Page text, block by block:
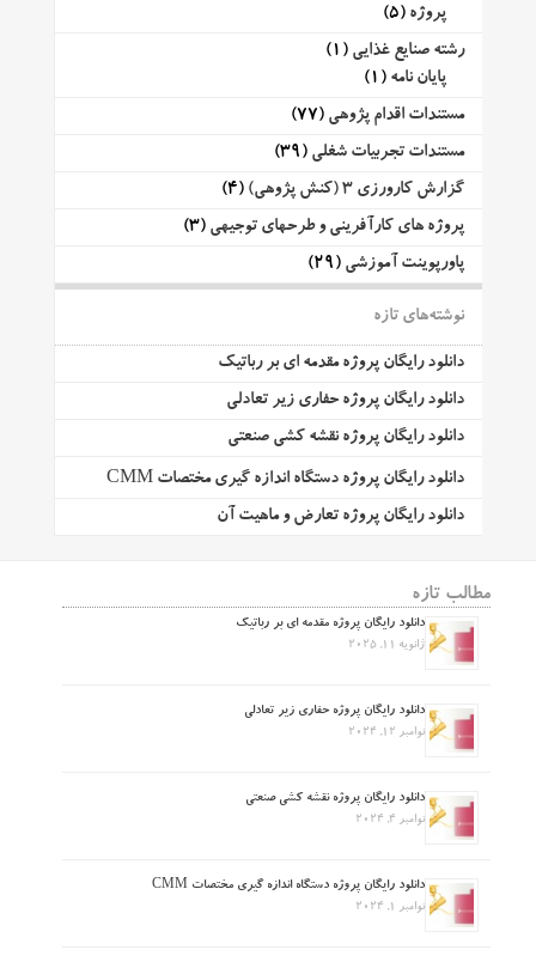
پروژه (5)
رشته صنایع غذایی (1)
پایان نامه (1)
مستندات اقدام پژوهی (77)
مستندات تجربیات شغلی (39)
گزارش کارورزی 3 (کنش پژوهی)
(4)
پروژه های کارآفرینی و طرحهای توجیهی (3)
پاورپوینت آموزشی (29)
نوشته‌های تازه
دانلود رایگان پروژه مقدمه ای بر رباتیک
دانلود رایگان پروژه حفاری زیر تعادلی
دانلود رایگان پروژه نقشه کشی صنعتی
دانلود رایگان پروژه دستگاه اندازه گیری مختصات CMM
دانلود رایگان پروژه تعارض و ماهیت آن
مطالب تازه
دانلود رایگان پروژه مقدمه ای بر رباتیک
ژانویه 11, 2025
دانلود رایگان پروژه حفاری زیر تعادلی
نوامبر 12, 2024
دانلود رایگان پروژه نقشه کشی صنعتی
نوامبر 4, 2024
دانلود رایگان پروژه دستگاه اندازه گیری مختصات CMM
نوامبر 1, 2024